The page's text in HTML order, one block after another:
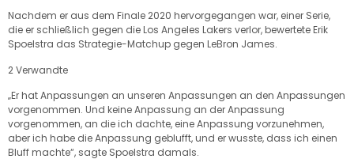
Nachdem er aus dem Finale 2020 hervorgegangen war, einer Serie,
die er schließlich gegen die Los Angeles Lakers verlor, bewertete Erik
Spoelstra das Strategie-Matchup gegen LeBron James.
2 Verwandte
„Er hat Anpassungen an unseren Anpassungen an den Anpassungen
vorgenommen. Und keine Anpassung an der Anpassung
vorgenommen, an die ich dachte, eine Anpassung vorzunehmen,
aber ich habe die Anpassung geblufft, und er wusste, dass ich einen
Bluff machte“, sagte Spoelstra damals.